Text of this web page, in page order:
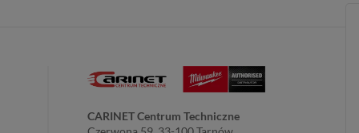
CARINET Centrum Techniczne